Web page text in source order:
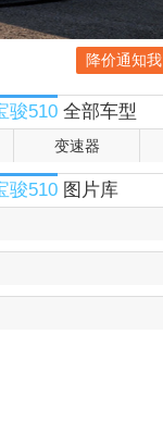
降价通知我
骏510 全部车型
变速器
骏510 图片库